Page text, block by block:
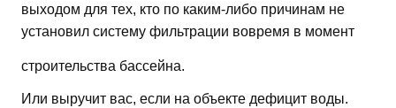
выходом для тех, кто по каким-либо причинам не
установил систему фильтрации вовремя в момент
строительства бассейна.
Или выручит вас, если на объекте дефицит воды.